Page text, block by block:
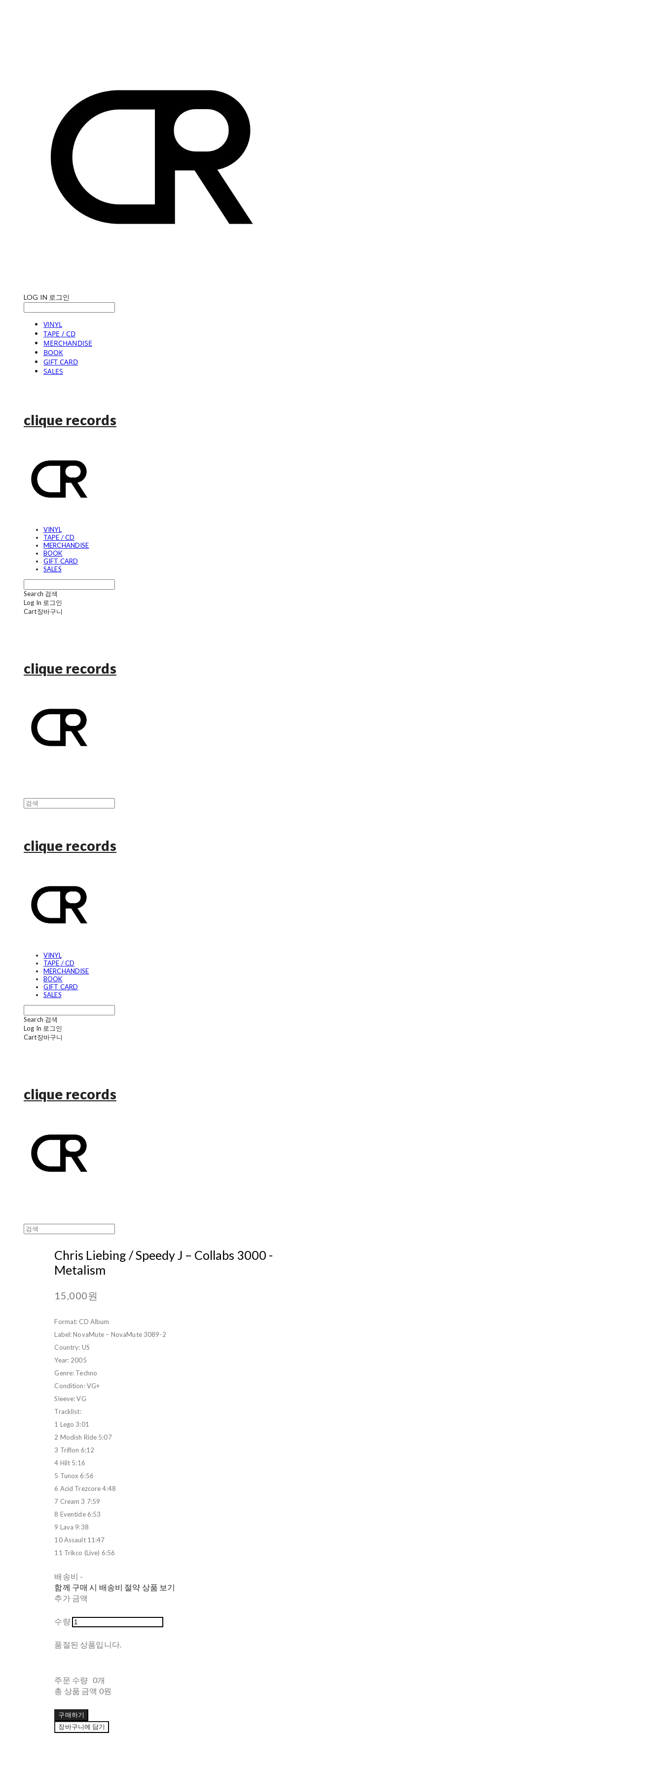
LOG IN 로그인
VINYL
TAPE / CD
MERCHANDISE
BOOK
GIFT CARD
SALES
clique records
VINYL
TAPE / CD
MERCHANDISE
BOOK
GIFT CARD
SALES
Search 검색
Log In 로그인
Cart장바구니
clique records
clique records
VINYL
TAPE / CD
MERCHANDISE
BOOK
GIFT CARD
SALES
Search 검색
Log In 로그인
Cart장바구니
clique records
Chris Liebing / Speedy J – Collabs 3000 -
Metalism
15,000원
Format: CD Album
Label: NovaMute – NovaMute 3089-2
Country: US
Year: 2005
Genre: Techno
Condition: VG+
Sleeve: VG
Tracklist:
1 Lego 3:01
2 Modish Ride 5:07
3 Triflon 6:12
4 Hilt 5:16
5 Tunox 6:56
6 Acid Trezcore 4:48
7 Cream 3 7:59
8 Eventide 6:53
9 Lava 9:38
10 Assault 11:47
11 Trikco (Live) 6:56
배송비 -
함께 구매 시 배송비 절약 상품 보기
추가 금액
수량
품절된 상품입니다.
주문 수량 0개
총 상품 금액 0원
구매하기
장바구니에 담기